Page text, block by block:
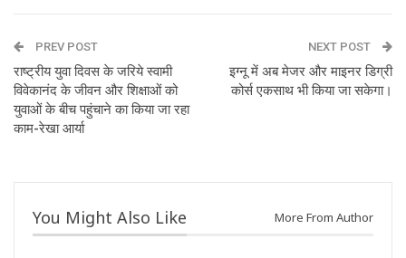
PREV POST
राष्ट्रीय युवा दिवस के जरिये स्वामी
विवेकानंद के जीवन और शिक्षाओं को
युवाओं के बीच पहुंचाने का किया जा रहा
काम-रेखा आर्या
NEXT POST
इग्नू में अब मेजर और माइनर डिग्री
कोर्स एकसाथ भी किया जा सकेगा।
You Might Also Like More From Author